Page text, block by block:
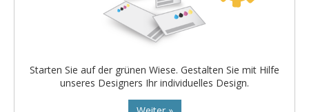
Starten Sie auf der grünen Wiese. Gestalten Sie mit Hilfe
unseres Designers Ihr individuelles Design.